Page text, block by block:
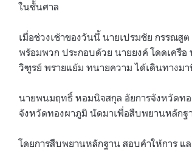
ในชั้นศาล
เมื่อช่วงเช้าของวันนี้ นายเปรมชัย กรรณสู
พร้อมพวก ประกอบด้วย นายยงค์ โดดเครื
วิฑูรย์ พรายแย้ม ทนายความ ได้เดินทาง
นายพนมฤทธิ์ หอมนิจสกุล อัยการจังหวัดท
จังหวัดทองผาภูมิ นัดมาเพื่อสืบพยานหลักฐ
โดยการสืบพยานหลักฐาน สอบคำให้การ แ